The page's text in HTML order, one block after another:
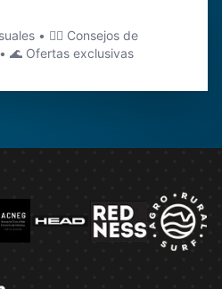
• 🏊‍♂️ Consejos de
🌊 Ofertas exclusivas